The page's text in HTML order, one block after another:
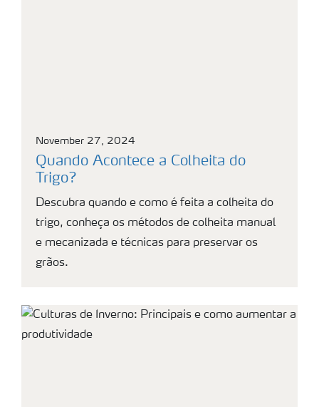
November 27, 2024
Quando Acontece a Colheita do
Trigo?
Descubra quando e como é feita a colheita do
trigo, conheça os métodos de colheita manual
e mecanizada e técnicas para preservar os
grãos.